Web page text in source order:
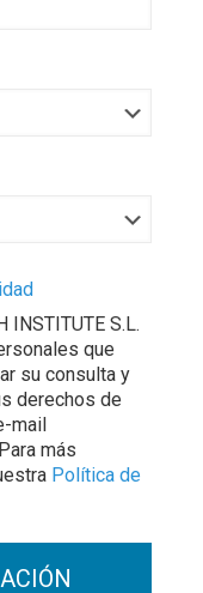
INSTITUTE S.L.
que
su consulta y
derechos de
mail
más
Política de